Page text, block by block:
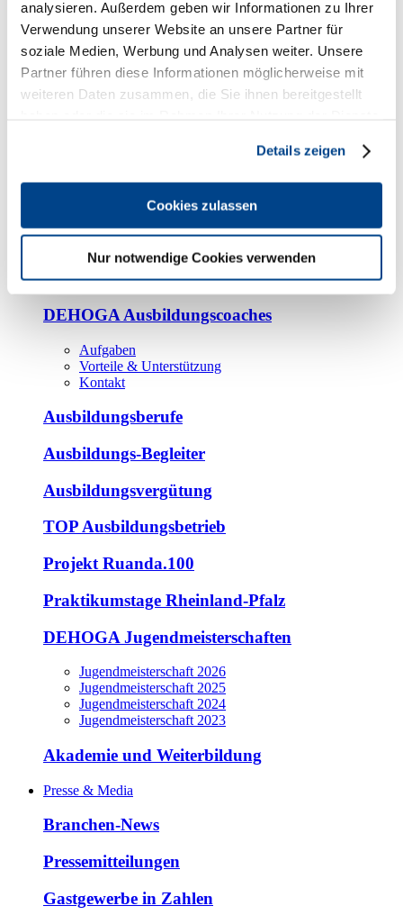
analysieren. Außerdem geben wir Informationen zu Ihrer
Verwendung unserer Website an unsere Partner für
soziale Medien, Werbung und Analysen weiter. Unsere
Partner führen diese Informationen möglicherweise mit
weiteren Daten zusammen, die Sie ihnen bereitgestellt
Cookies, wenn Sie unsere Webseite weiterhin nutzen.
Details zeigen
Cookies zulassen
Nur notwendige Cookies verwenden
oneDEHOGA APP
DEHOGA Rechtsberatung
DEHOGA Rechtsschutz
DEHOGA Umwelt & Nachhaltigkeit
Ausbildung&Beruf
DEHOGA Ausbildungscoaches
Aufgaben
Vorteile & Unterstützung
Kontakt
Ausbildungsberufe
Ausbildungs-Begleiter
Ausbildungsvergütung
TOP Ausbildungsbetrieb
Projekt Ruanda.100
Praktikumstage Rheinland-Pfalz
DEHOGA Jugendmeisterschaften
Jugendmeisterschaft 2026
Jugendmeisterschaft 2025
Jugendmeisterschaft 2024
Jugendmeisterschaft 2023
Akademie und Weiterbildung
Presse & Media
Branchen-News
Pressemitteilungen
Gastgewerbe in Zahlen